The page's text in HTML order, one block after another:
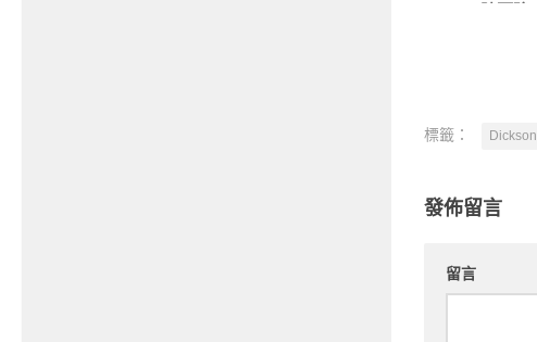
標籤： Dickson
發佈留言
留言